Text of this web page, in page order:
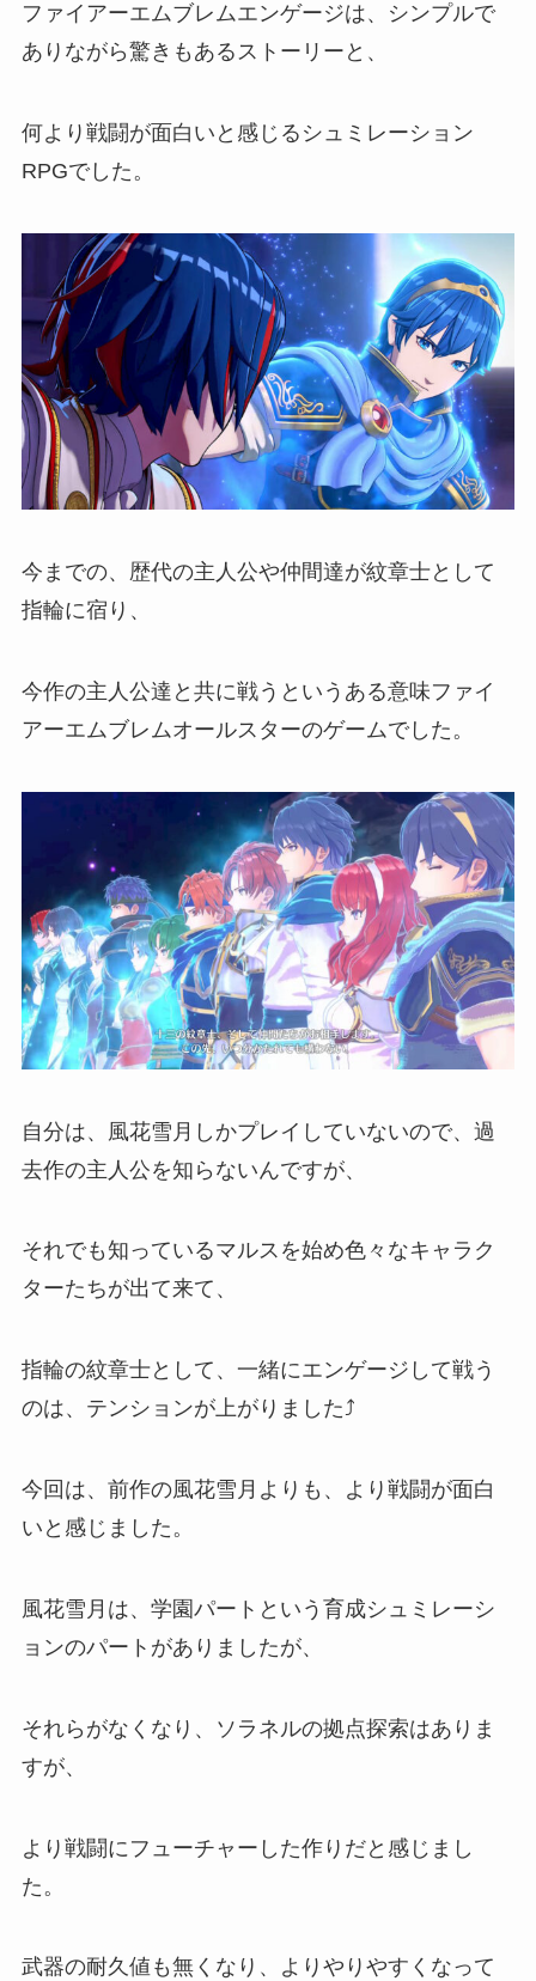
ファイアーエムブレムエンゲージは、シンプルで
ありながら驚きもあるストーリーと、
何より戦闘が面白いと感じるシュミレーション
RPGでした。
今までの、歴代の主人公や仲間達が紋章士として
指輪に宿り、
今作の主人公達と共に戦うというある意味ファイ
アーエムブレムオールスターのゲームでした。
自分は、風花雪月しかプレイしていないので、過
去作の主人公を知らないんですが、
それでも知っているマルスを始め色々なキャラク
ターたちが出て来て、
指輪の紋章士として、一緒にエンゲージして戦う
のは、テンションが上がりました⤴
今回は、前作の風花雪月よりも、より戦闘が面白
いと感じました。
風花雪月は、学園パートという育成シュミレーシ
ョンのパートがありましたが、
それらがなくなり、ソラネルの拠点探索はありま
すが、
より戦闘にフューチャーした作りだと感じまし
た。
武器の耐久値も無くなり、よりやりやすくなって